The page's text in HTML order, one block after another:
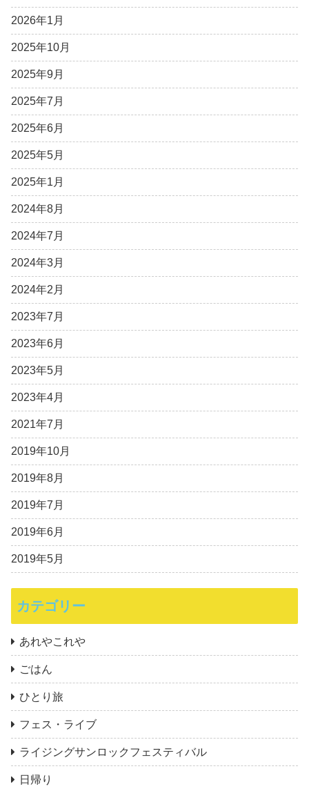
2026年1月
2025年10月
2025年9月
2025年7月
2025年6月
2025年5月
2025年1月
2024年8月
2024年7月
2024年3月
2024年2月
2023年7月
2023年6月
2023年5月
2023年4月
2021年7月
2019年10月
2019年8月
2019年7月
2019年6月
2019年5月
カテゴリー
あれやこれや
ごはん
ひとり旅
フェス・ライブ
ライジングサンロックフェスティバル
日帰り